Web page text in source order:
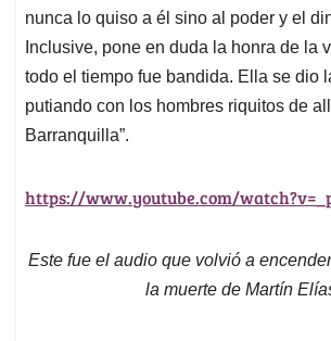
nunca lo quiso a él sino al poder y el
Inclusive, pone en duda la honra de la
todo el tiempo fue bandida. Ella se dio
putiando con los hombres riquitos de
Barranquilla”.
https://www.youtube.com/
Este fue el audio que volvió a
la muerte de Martín